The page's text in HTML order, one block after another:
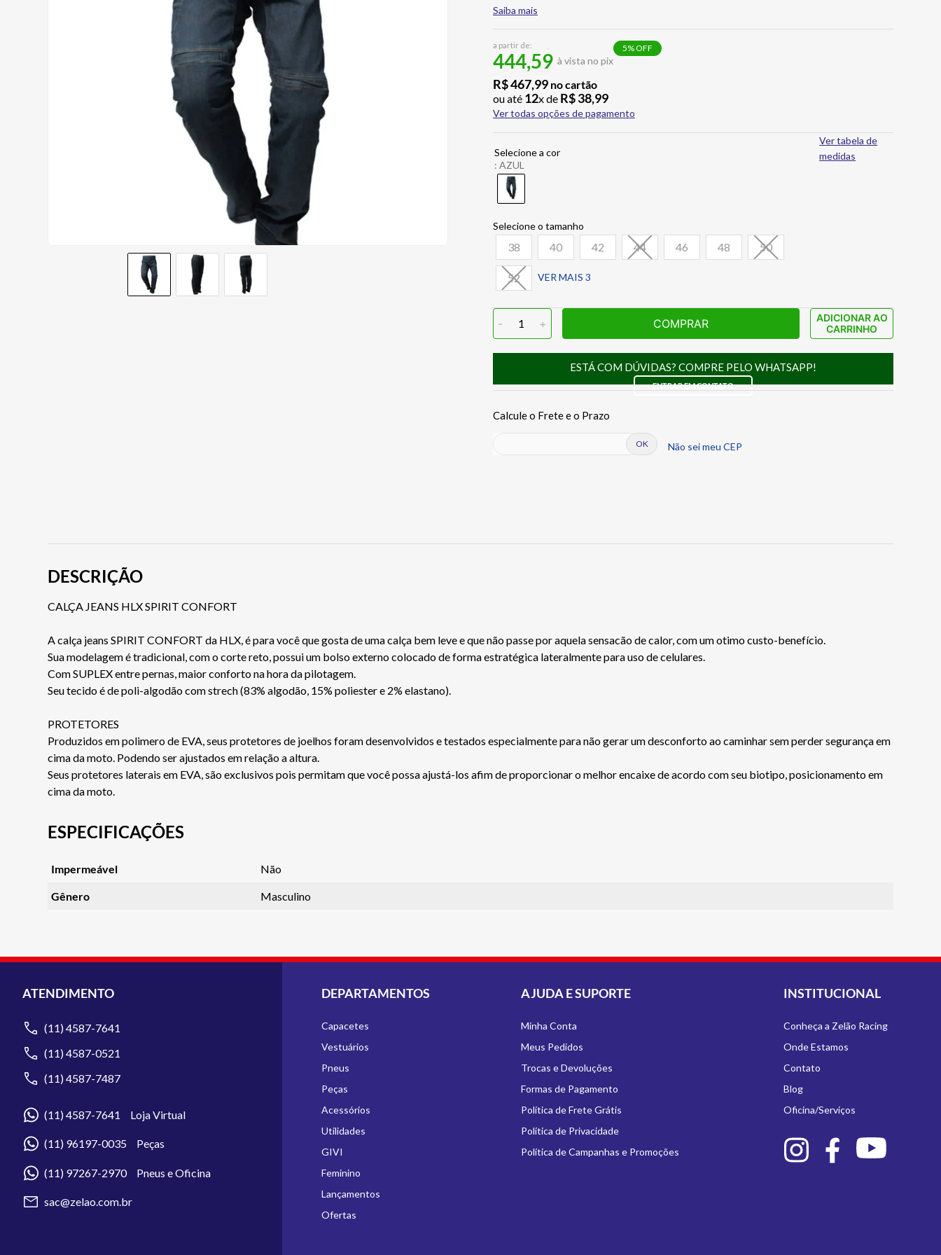
Saiba mais
a partir de:
444,59 à vista no pix
5% OFF
R$467,99 no cartão
ou até 12x de R$38,99
Ver todas opções de pagamento
: AZUL
38 40 42 44 46 48 50
52 VER MAIS 3
Ver tabela de
medidas
- 1 + COMPRAR
ADICIONAR AO
CARRINHO
ESTÁ COM DÚVIDAS? COMPRE PELO WHATSAPP!
ENTRAR EM CONTATO
Não sei meu CEP
DESCRIÇÃO
CALÇA JEANS HLX SPIRIT CONFORT
A calça jeans SPIRIT CONFORT da HLX, é para você que gosta de uma calça bem leve e que não passe por aquela sensacão de calor, com um otimo custo-benefício.
Sua modelagem é tradicional, com o corte reto, possui um bolso externo colocado de forma estratégica lateralmente para uso de celulares.
Com SUPLEX entre pernas, maior conforto na hora da pilotagem.
Seu tecido é de poli-algodão com strech (83% algodão, 15% poliester e 2% elastano).
PROTETORES
Produzidos em polimero de EVA, seus protetores de joelhos foram desenvolvidos e testados especialmente para não gerar um desconforto ao caminhar sem perder segurança em
cima da moto. Podendo ser ajustados em relação a altura.
Seus protetores laterais em EVA, são exclusivos pois permitam que você possa ajustá-los afim de proporcionar o melhor encaixe de acordo com seu biotipo, posicionamento em
cima da moto.
ESPECIFICAÇÕES
Impermeável Não
Gênero Masculino
ATENDIMENTO
(11) 4587-7641
(11) 4587-0521
(11) 4587-7487
(11) 4587-7641 Loja Virtual
(11) 96197-0035 Peças
(11) 97267-2970 Pneus e Oficina
sac@zelao.com.br
DEPARTAMENTOS
Capacetes
Vestuários
Pneus
Peças
Acessórios
Utilidades
GIVI
Feminino
Lançamentos
Ofertas
AJUDA E SUPORTE
Minha Conta
Meus Pedidos
Trocas e Devoluções
Formas de Pagamento
Política de Frete Grátis
Política de Privacidade
Política de Campanhas e Promoções
INSTITUCIONAL
Conheça a Zelão Racing
Onde Estamos
Contato
Blog
Oficina/Serviços
CALÇA
BOTAS